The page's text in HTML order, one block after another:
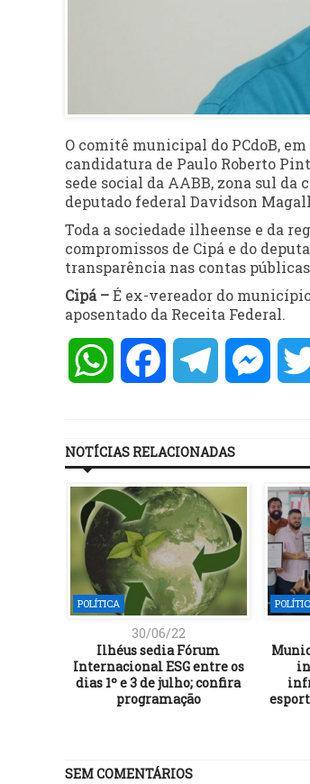
O comitê municipal do PCdoB,
candidatura de Paulo Roberto
sede social da AABB, zona sul da
deputado federal Davidson
Toda a sociedade ilheense e da
compromissos de Cipá e do
transparência nas contas
Cipá –É ex-vereador do
aposentado da Receita Federal.
WhatsAppFacebookTelegram
NOTÍCIAS RELACIONADAS
POLÍTICA
30/06/22
Ilhéus sedia Fórum
Internacional ESG entre os
dias 1º e 3 de julho; confira
programação
SEM COMENTÁRIOS